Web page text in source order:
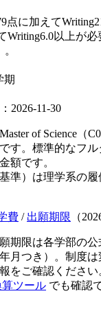
点に加えて
Writing6.0以上が
期
2026-11-30
of Science（
す。標準的なフ
額です。
準）は理学系の
費 / 出願期限 （
期限は各学部の
月つき）。制度
をご確認くださ
ツール でも確認